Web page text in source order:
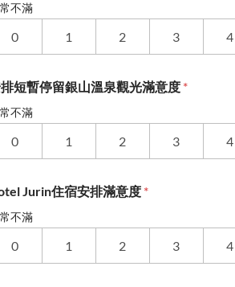
不滿
0 1 2 3 4
短暫停留銀山溫泉觀光滿意度 *
不滿
0 1 2 3 4
Jurin住宿安排滿意度 *
不滿
0 1 2 3 4